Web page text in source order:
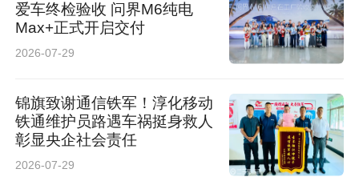
爱车终检验收 问界M6纯电
Max+正式开启交付
2026-07-29
锦旗致谢通信铁军！淳化移动
铁通维护员路遇车祸挺身救人
彰显央企社会责任
2026-07-29